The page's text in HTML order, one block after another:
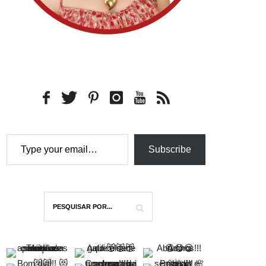
Type your email…
Subscribe